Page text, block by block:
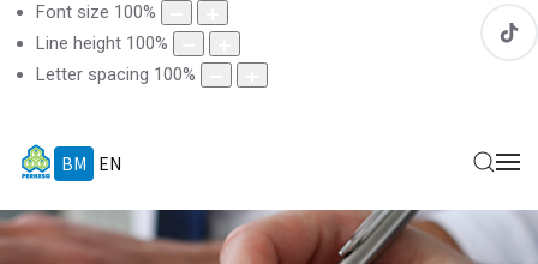
Font size 100%
Line height 100%
Letter spacing 100%
BM EN